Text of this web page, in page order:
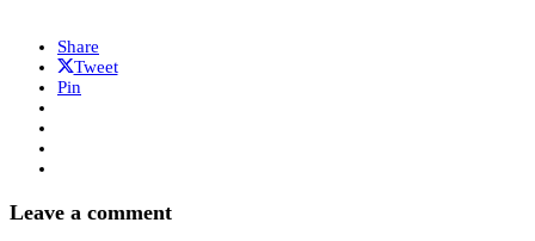
Share
Tweet
Pin
Leave a comment